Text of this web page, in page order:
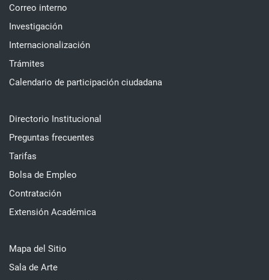
Correo interno
Investigación
Internacionalización
Trámites
Calendario de participación ciudadana
Directorio Institucional
Preguntas frecuentes
Tarifas
Bolsa de Empleo
Contratación
Extensión Académica
Mapa del Sitio
Sala de Arte